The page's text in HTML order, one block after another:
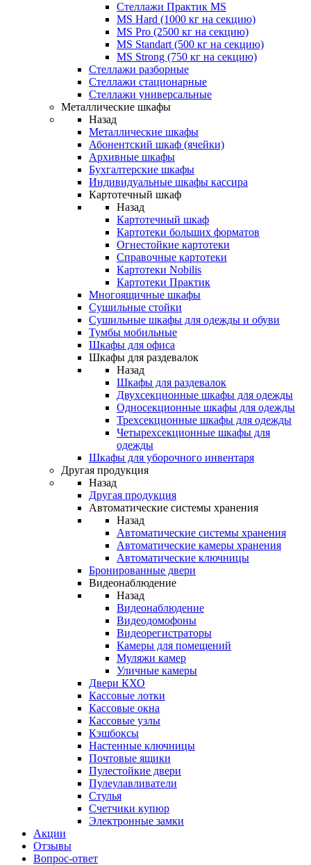
Стеллажи Практик MS
MS Hard (1000 кг на секцию)
MS Pro (2500 кг на секцию)
MS Standart (500 кг на секцию)
MS Strong (750 кг на секцию)
Стеллажи разборные
Стеллажи стационарные
Стеллажи универсальные
Металлические шкафы
Назад
Металлические шкафы
Абонентский шкаф (ячейки)
Архивные шкафы
Бухгалтерские шкафы
Индивидуальные шкафы кассира
Картотечный шкаф
Назад
Картотечный шкаф
Картотеки больших форматов
Огнестойкие картотеки
Справочные картотеки
Картотеки Nobilis
Картотеки Практик
Многоящичные шкафы
Сушильные стойки
Сушильные шкафы для одежды и обуви
Тумбы мобильные
Шкафы для офиса
Шкафы для раздевалок
Назад
Шкафы для раздевалок
Двухсекционные шкафы для одежды
Односекционные шкафы для одежды
Трехсекционные шкафы для одежды
Четырехсекционные шкафы для
одежды
Шкафы для уборочного инвентаря
Другая продукция
Назад
Другая продукция
Автоматические системы хранения
Назад
Автоматические системы хранения
Автоматические камеры хранения
Автоматические ключницы
Бронированные двери
Видеонаблюдение
Назад
Видеонаблюдение
Видеодомофоны
Видеорегистраторы
Камеры для помещений
Муляжи камер
Уличные камеры
Двери КХО
Кассовые лотки
Кассовые окна
Кассовые узлы
Кэшбоксы
Настенные ключницы
Почтовые ящики
Пулестойкие двери
Пулеулавливатели
Стулья
Счетчики купюр
Электронные замки
Акции
Отзывы
Вопрос-ответ